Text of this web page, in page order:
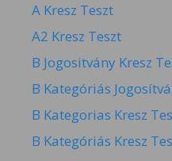
A Kresz Teszt
A2 Kresz Teszt
B Jogositvány Kresz
B Kategóriás
B Kategorias Kresz
B Kategóriás Kresz